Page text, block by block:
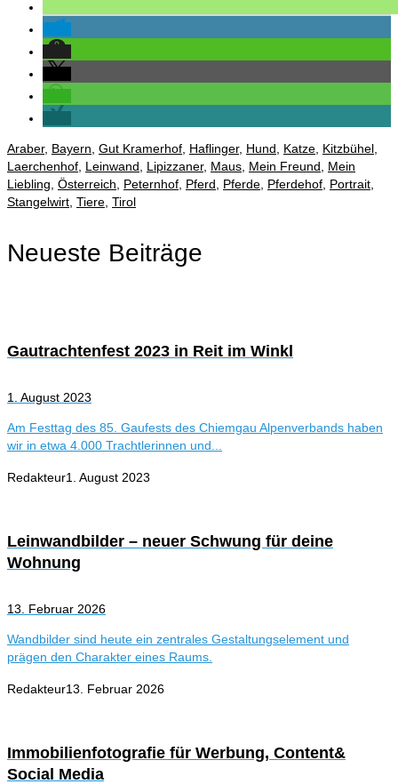
Araber, Bayern Gut Kramerhof Haflinger, Hund Katze Kitzbühel
Laerchenhof Leinwand Lipizzaner, Maus Mein Freund
Mein
Liebling Österreich Peternhof Pferd Pferde Pferdehof Portrait
Stangelwirt Tiere Tirol
Neueste Beiträge
Gautrachtenfest 2023 in Reit im Winkl
1. August 2023
Am Festtag des 85. Gaufests des Chiemgau Alpenverbands haben
wir in etwa 4.000 Trachtlerinnen und...
Redakteur1. August 2023
Leinwandbilder – neuer Schwung für deine
Wohnung
13. Februar 2026
Wandbilder sind heute ein zentrales Gestaltungselement und
prägen den Charakter eines Raums.
Redakteur13. Februar 2026
Immobilienfotografie für Werbung, Content&
Social Media